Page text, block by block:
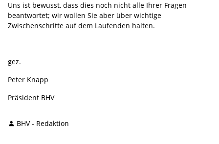
Uns ist bewusst, dass dies noch nicht alle Ihrer Fragen
beantwortet; wir wollen Sie aber über wichtige
Zwischenschritte auf dem Laufenden halten.
gez.
Peter Knapp
Präsident BHV
BHV - Redaktion